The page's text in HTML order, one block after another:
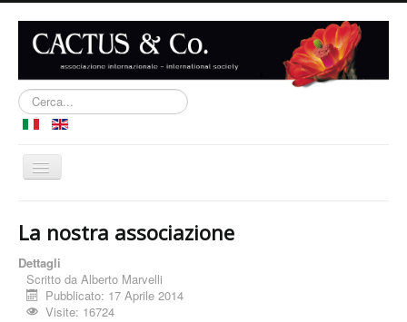
Cerca...
Cambia
Iscrizione
Forum
Pubblicazioni
La nostra associazione
Dettagli
Scritto da Alberto Marvelli
Pubblicato: 17 Aprile 2014
Visite: 16724